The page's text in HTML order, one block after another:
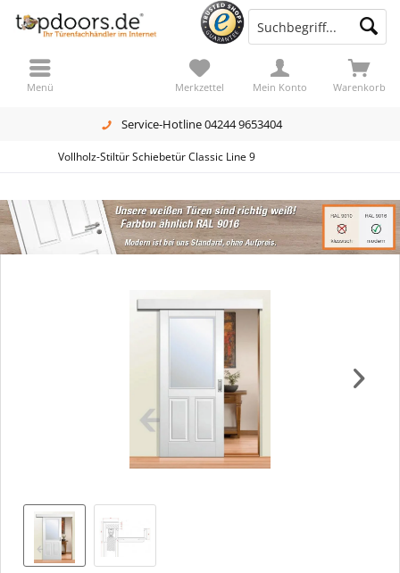
Service-Hotline 04244 9653404
Warenkorb
Merkzettel Mein Konto
Menü
Vollholz-Stiltür Schiebetür Classic Line 9